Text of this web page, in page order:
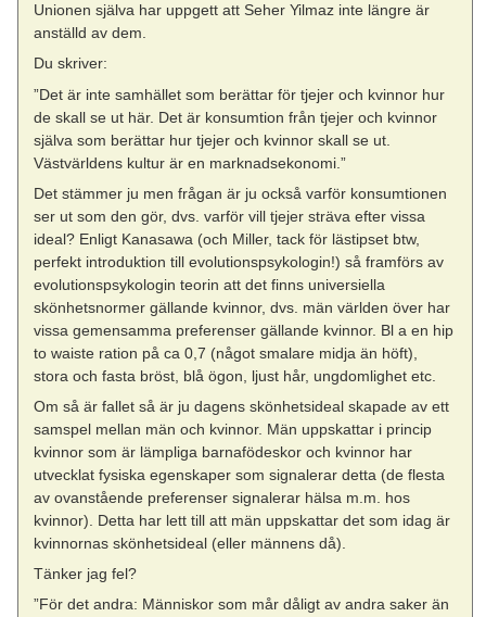
Unionen själva har uppgett att Seher Yilmaz inte längre är
anställd av dem.
Du skriver:
”Det är inte samhället som berättar för tjejer och kvinnor hur
de skall se ut här. Det är konsumtion från tjejer och kvinnor
själva som berättar hur tjejer och kvinnor skall se ut.
Västvärldens kultur är en marknadsekonomi.”
Det stämmer ju men frågan är ju också varför konsumtionen
ser ut som den gör, dvs. varför vill tjejer sträva efter vissa
ideal? Enligt Kanasawa (och Miller, tack för lästipset btw,
perfekt introduktion till evolutionspsykologin!) så framförs av
evolutionspsykologin teorin att det finns universiella
skönhetsnormer gällande kvinnor, dvs. män världen över har
vissa gemensamma preferenser gällande kvinnor. Bl a en hip
to waiste ration på ca 0,7 (något smalare midja än höft),
stora och fasta bröst, blå ögon, ljust hår, ungdomlighet etc.
Om så är fallet så är ju dagens skönhetsideal skapade av ett
samspel mellan män och kvinnor. Män uppskattar i princip
kvinnor som är lämpliga barnafödeskor och kvinnor har
utvecklat fysiska egenskaper som signalerar detta (de flesta
av ovanstående preferenser signalerar hälsa m.m. hos
kvinnor). Detta har lett till att män uppskattar det som idag är
kvinnornas skönhetsideal (eller männens då).
Tänker jag fel?
”För det andra: Människor som mår dåligt av andra saker än